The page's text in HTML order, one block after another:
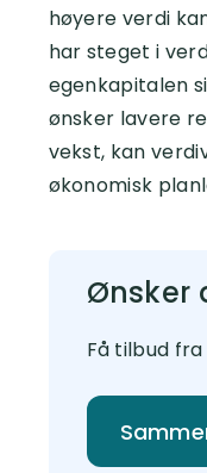
høyere verdi
har steget i
egenkapitalen
ønsker lavere
vekst, kan
økonomisk
Ønsker
Få tilbud